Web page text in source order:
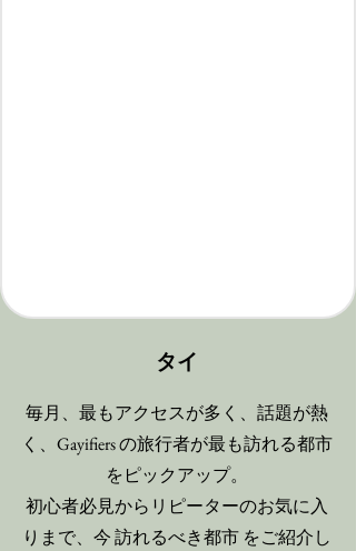
タイ
毎月、最もアクセスが多く、話題が熱
く、Gayifiers の旅行者が最も訪れる都市
をピックアップ。
初心者必見からリピーターのお気に入
りまで、今 訪れるべき都市 をご紹介し